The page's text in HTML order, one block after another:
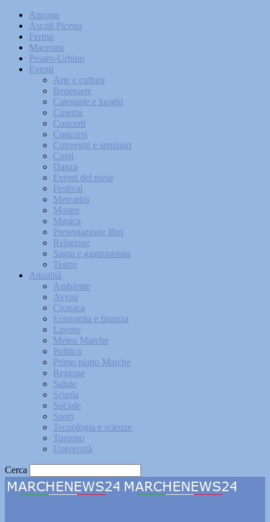
Ancona
Ascoli Piceno
Fermo
Macerata
Pesaro-Urbino
Eventi
Arte e cultura
Benessere
Categorie e luoghi
Cinema
Concerti
Concorsi
Convegni e seminari
Corsi
Danza
Eventi del mese
Festival
Mercatini
Mostre
Musica
Presentazione libri
Religione
Sagra e gastronomia
Teatro
Attualità
Ambiente
Avvisi
Cronaca
Economia e finanza
Lavoro
Meteo Marche
Politica
Primo piano Marche
Regione
Salute
Scuola
Sociale
Sport
Tecnologia e scienze
Turismo
Università
Cerca